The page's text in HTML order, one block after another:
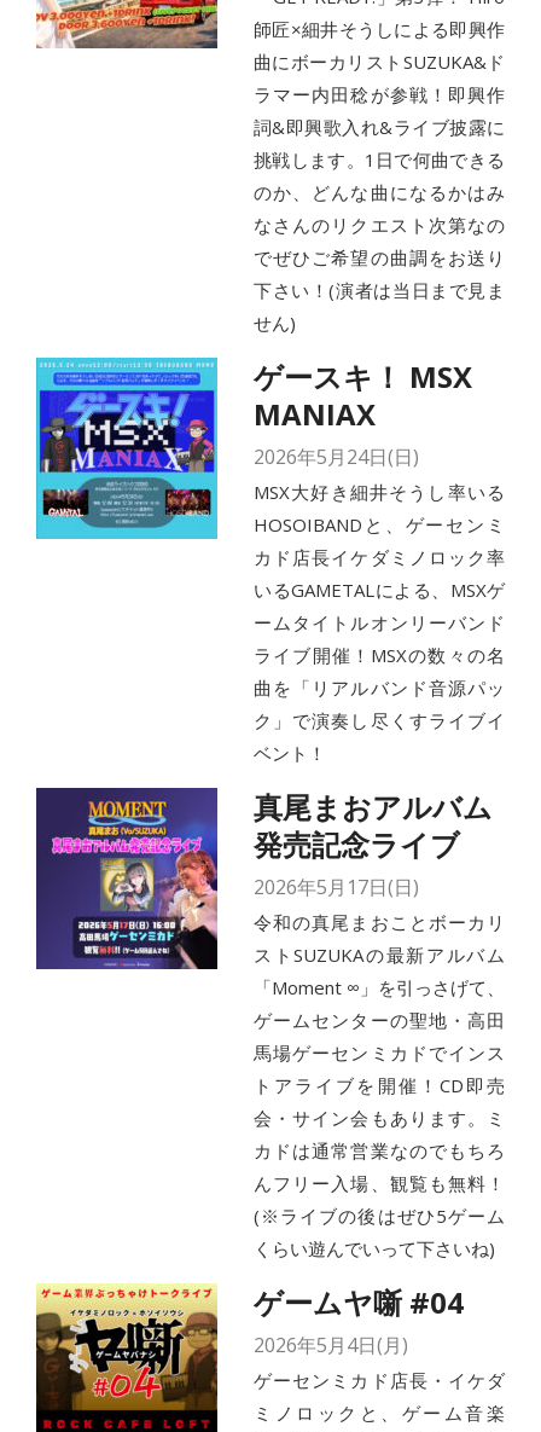
師匠×細井そうしによる即興作
曲にボーカリストSUZUKA&ド
ラマー内田稔が参戦！即興作
詞&即興歌入れ&ライブ披露に
挑戦します。1日で何曲できる
のか、どんな曲になるかはみ
なさんのリクエスト次第なの
でぜひご希望の曲調をお送り
下さい！(演者は当日まで見ま
せん)
ゲースキ！ MSX
MANIAX
2026年5月24日(日)
MSX大好き細井そうし率いる
HOSOIBANDと、ゲーセンミ
カド店長イケダミノロック率
いるGAMETALによる、MSXゲ
ームタイトルオンリーバンド
ライブ開催！MSXの数々の名
曲を「リアルバンド音源パッ
ク」で演奏し尽くすライブイ
ベント！
真尾まおアルバム
発売記念ライブ
2026年5月17日(日)
令和の真尾まおことボーカリ
ストSUZUKAの最新アルバム
「Moment ∞」を引っさげて、
ゲームセンターの聖地・高田
馬場ゲーセンミカドでインス
トアライブを開催！CD即売
会・サイン会もあります。ミ
カドは通常営業なのでもちろ
んフリー入場、観覧も無料！
(※ライブの後はぜひ5ゲーム
くらい遊んでいって下さいね)
ゲームヤ噺 #04
2026年5月4日(月)
ゲーセンミカド店長・イケダ
ミノロックと、ゲーム音楽